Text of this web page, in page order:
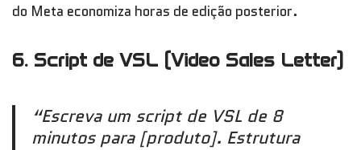
do Meta economiza horas de edição posterior.
6. Script de VSL (Video Sales Letter)
“Escreva um script de VSL de 8
minutos para [produto]. Estrutura